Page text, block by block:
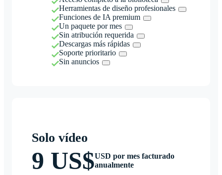
Herramientas de diseño profesionales
Funciones de IA premium
Un paquete por mes
Sin atribución requerida
Descargas más rápidas
Soporte prioritario
Sin anuncios
Solo vídeo
9 US$USD por mes facturado
anualmente